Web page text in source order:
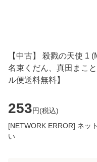
【中古】 殺戮の天使 1
名束くだん、真田まこ
ル便送料無料】
253円(税込)
[NETWORK ERROR] ネッ
い